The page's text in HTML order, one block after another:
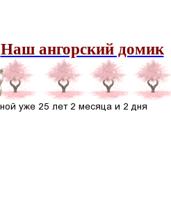
Наш ангорский домик